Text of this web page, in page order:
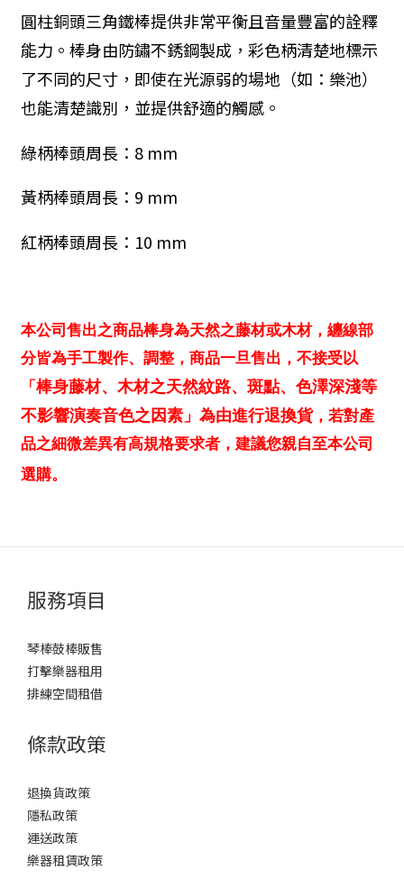
圓柱銅頭三角鐵棒提供非常平衡且音量豐富的詮釋
能力。棒身由防鏽不銹鋼製成，彩色柄清楚地標示
了不同的尺寸，即使在光源弱的場地（如：樂池）
也能清楚識別，並提供舒適的觸感。
綠柄棒頭周長：8 mm
黃柄棒頭周長 ：9 mm
紅柄棒頭周長 ：10 mm
本公司售出之商品棒身為天然之藤材或木材，纏線部
分皆為手工製作、調整，商品一旦售出，不接受以
「棒身藤材、木材之天然紋路、斑點、色澤深淺等
不影響演奏音色之因素」為由進行退換貨， 若對產
品之細微差異有高規格要求者，建議您親自至本公司
選購。
服務項目
琴棒鼓棒販售
打擊樂器租用
排練空間租借
條款政策
退換貨政策
隱私政策
運送政策
樂器租賃政策